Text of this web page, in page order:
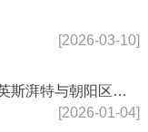
[2026-03-10]
[2026-01-04]
区房管局、区投促中心联合举办意大利英斯湃特与朝阳区企业合作交流会